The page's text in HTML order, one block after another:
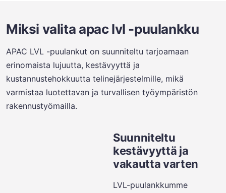
Miksi valita apac lvl -puulankku
APAC LVL -puulankut on suunniteltu tarjoamaan
erinomaista lujuutta, kestävyyttä ja
kustannustehokkuutta telinejärjestelmille, mikä
varmistaa luotettavan ja turvallisen työympäristön
rakennustyömailla.
Suunniteltu
kestävyyttä ja
vakautta varten
LVL-puulankkumme